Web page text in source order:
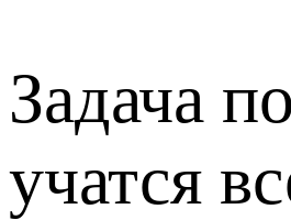
Задача
учатся